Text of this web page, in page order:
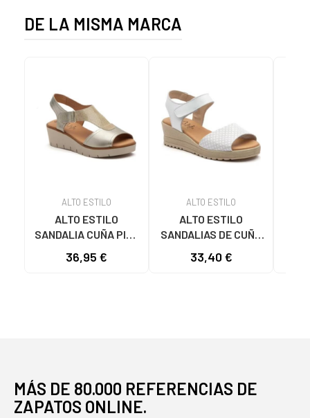
DE LA MISMA MARCA
ALTO ESTILO
ALTO ESTILO
SANDALIA CUÑA PIEL
36,95 €
ALTO ESTILO
ALTO ESTILO
SANDALIAS DE CUÑA
VELCRO Y PALA
33,40 €
MÁS DE 80.000 REFERENCIAS DE
ZAPATOS ONLINE.